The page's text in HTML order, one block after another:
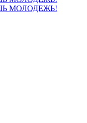
МОЛОДЕЖЬ!